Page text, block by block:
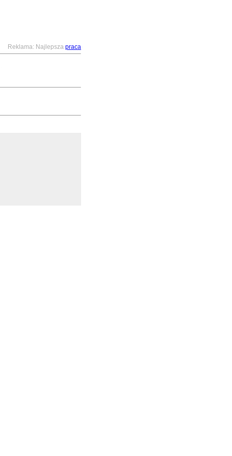
Reklama: Najlepsza praca